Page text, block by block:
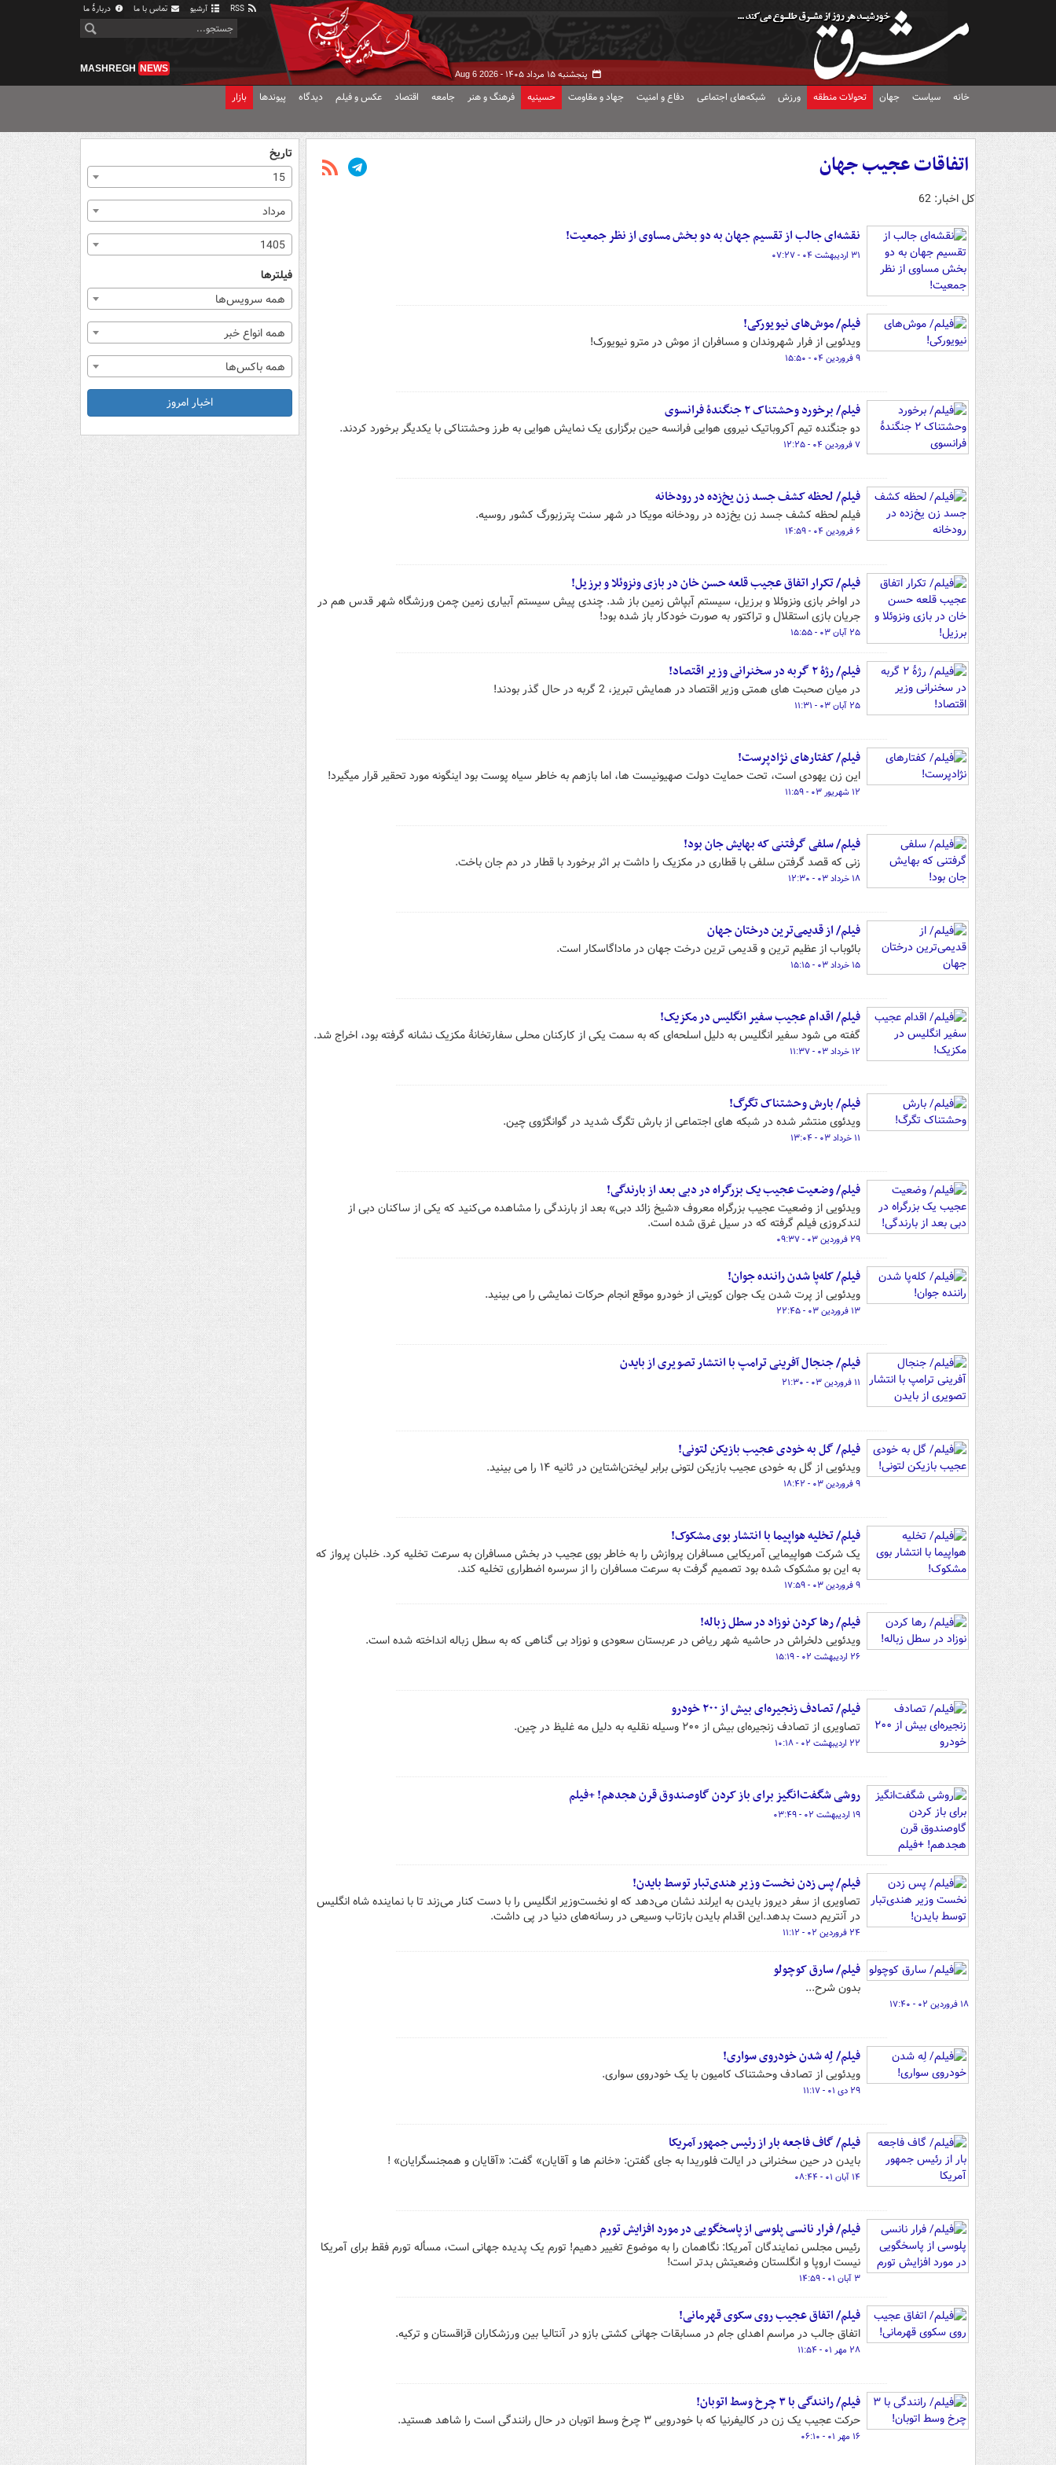
آرشیو تماس با ما دربارهٔ ما
پنجشنبه ۱۵ مرداد ۱۴۰۵ - Aug 6 2026
MASHREGH NEWS
خانه سیاست جهان تحولات منطقه ورزش شبکه‌های اجتماعی دفاع و امنیت جهاد و مقاومت حسینیه فرهنگ و هنر جامعه اقتصاد عکس و فیلم دیدگاه پیوندها بازار
اتفاقات عجیب جهان
کل اخبار: 62
نقشه‌ای جالب از تقسیم جهان به دو بخش مساوی از نظر جمعیت!
۳۱ اردیبهشت ۰۴ - ۰۷:۲۷
فیلم/ موش‌های نیویورکی!
ویدئویی از فرار شهروندان و مسافران از موش‌ در مترو نیویورک!
۹ فروردین ۰۴ - ۱۵:۵۰
فیلم/ برخورد وحشتناک ۲ جنگندۀ فرانسوی
دو جنگنده تیم آکروباتیک نیروی هوایی فرانسه حین برگزاری یک نمایش هوایی به طرز وحشتناکی با یکدیگر برخورد کردند.
۷ فروردین ۰۴ - ۱۲:۲۵
فیلم/ لحظه کشف جسد زن یخ‌زده در رودخانه
فیلم لحظه کشف جسد زن یخ‌زده در رودخانه مویکا در شهر سنت پترزبورگ کشور روسیه.
۶ فروردین ۰۴ - ۱۴:۵۹
فیلم/ تکرار اتفاق عجیب قلعه حسن خان در بازی ونزوئلا و برزیل!
در اواخر بازی ونزوئلا و برزیل، سیستم آبپاش زمین باز شد. چندی پیش سیستم آبیاری زمین چمن ورزشگاه شهر قدس هم در
جریان بازی استقلال و تراکتور به صورت خودکار باز شده بود!
۲۵ آبان ۰۳ - ۱۵:۵۵
فیلم/ رژۀ ۲ گربه در سخنرانی وزیر اقتصاد!
در میان صحبت های همتی وزیر اقتصاد در همایش تبریز، 2 گربه در حال گذر بودند!
۲۵ آبان ۰۳ - ۱۱:۳۱
فیلم/ کفتارهای نژادپرست!
این زن یهودی است، تحت حمایت دولت صهیونیست ها، اما بازهم به خاطر سیاه ‌پوست بود اینگونه مورد تحقیر قرار میگیرد!
۱۲ شهریور ۰۳ - ۱۱:۵۹
فیلم/ سلفی گرفتنی که بهایش جان بود!
زنی که قصد گرفتن سلفی با قطاری در مکزیک را داشت بر اثر برخورد با قطار در دم جان باخت.
۱۸ خرداد ۰۳ - ۱۲:۳۰
فیلم/ از قدیمی‌ترین درختان جهان
بائوباب از عظیم ترین و قدیمی ترین درخت جهان در ماداگاسکار است.
۱۵ خرداد ۰۳ - ۱۵:۱۵
فیلم/ اقدام عجیب سفیر انگلیس در مکزیک!
گفته می شود سفیر انگلیس به دلیل اسلحه‌ای که به سمت یکی از کارکنان محلی سفارت‎خانۀ مکزیک نشانه گرفته بود، اخراج شد.
۱۲ خرداد ۰۳ - ۱۱:۳۷
فیلم/ بارش وحشتناک تگرگ!
ویدئوی منتشر شده در شبکه های اجتماعی از بارش تگرگ شدید در گوانگژوی چین.
۱۱ خرداد ۰۳ - ۱۳:۰۴
فیلم/ وضعیت عجیب یک بزرگراه در دبی بعد از بارندگی!
ویدئویی از وضعیت عجیب بزرگراه معروف «شیخ زائد دبی» بعد از بارندگی را مشاهده می‌کنید که یکی از ساکنان دبی از
لندکروزی فیلم گرفته که در سیل غرق شده است.
۲۹ فروردین ۰۳ - ۰۹:۳۷
فیلم/ کله‌پا شدن راننده جوان!
ویدئویی از پرت شدن یک جوان کویتی از خودرو موقع انجام حرکات نمایشی را می بینید.
۱۳ فروردین ۰۳ - ۲۲:۴۵
فیلم/ جنجال آفرینی ترامپ با انتشار تصویری از بایدن
۱۱ فروردین ۰۳ - ۲۱:۳۰
فیلم/ گل به خودی عجیب بازیکن لتونی!
ویدئویی از گل به خودی عجیب بازیکن لتونی برابر لیختن‌اشتاین در ثانیه ۱۴ را می بینید.
۹ فروردین ۰۳ - ۱۸:۴۲
فیلم/ تخلیه هواپیما با انتشار بوی مشکوک!
یک شرکت هواپیمایی آمریکایی مسافران پروازش را به خاطر بوی عجیب در بخش مسافران به سرعت تخلیه کرد. خلبان پرواز که
به این بو مشکوک شده بود تصمیم گرفت به سرعت مسافران را از سرسره اضطراری تخلیه کند.
۹ فروردین ۰۳ - ۱۷:۵۹
فیلم/ رها کردن نوزاد در سطل زباله!
ویدئویی دلخراش در حاشیه شهر ریاض در عربستان سعودی و نوزاد بی گناهی که به سطل زباله انداخته شده است.
۲۶ اردیبهشت ۰۲ - ۱۵:۱۹
فیلم/ تصادف زنجیره‌ای بیش از ۲۰۰ خودرو
تصاویری از تصادف زنجیره‌ای بیش از ۲۰۰ وسیله نقلیه به دلیل مه غلیظ در چین.
۲۲ اردیبهشت ۰۲ - ۱۰:۱۸
روشی شگفت‌انگیز برای باز کردن گاوصندوق قرن هجدهم! +فیلم
۱۹ اردیبهشت ۰۲ - ۰۳:۴۹
فیلم/ پس زدن نخست وزیر هندی‌تبار توسط بایدن!
تصاویری از سفر دیروز بایدن به ایرلند نشان می‌دهد که او نخست‌وزیر انگلیس را با دست کنار می‌زند تا با نماینده شاه انگلیس
در آنتریم دست بدهد.این اقدام بایدن بازتاب وسیعی در رسانه‌های دنیا در پی داشت.
۲۴ فروردین ۰۲ - ۱۱:۱۲
فیلم/ سارق کوچولو
بدون شرح...
۱۸ فروردین ۰۲ - ۱۷:۴۰
فیلم/ لِه شدن خودروی سواری!
ویدئویی از تصادف وحشتناک کامیون با یک خودروی سواری.
۲۹ دی ۰۱ - ۱۱:۱۷
فیلم/ گاف فاجعه بار از رئیس جمهور آمریکا
بایدن در حین سخنرانی در ایالت فلوریدا به جای گفتن: «خانم ها و آقایان» گفت: «آقایان و همجنسگرایان» !
۱۴ آبان ۰۱ - ۰۸:۴۴
فیلم/ فرار نانسی پلوسی از پاسخگویی در مورد افزایش تورم
رئیس مجلس نمایندگان آمریکا: نگاهمان را به موضوع تغییر دهیم! تورم یک پدیده جهانی است، مسأله تورم فقط برای آمریکا
نیست اروپا و انگلستان وضعیتش بدتر است!
۳ آبان ۰۱ - ۱۴:۵۹
فیلم/ اتفاق عجیب روی سکوی قهرمانی!
اتفاق جالب در مراسم اهدای جام در مسابقات جهانی کشتی بازو در آنتالیا بین ورزشکاران قزاقستان و ترکیه.
۲۸ مهر ۰۱ - ۱۱:۵۴
فیلم/ رانندگی با ۳ چرخ وسط اتوبان!
حرکت عجیب یک زن در کالیفرنیا که با خودرویی ۳ چرخ وسط اتوبان در حال رانندگی است را شاهد هستید.
۱۶ مهر ۰۱ - ۰۶:۱۰
تاریخ
15
مرداد
1405
فیلترها
همه سرویس‌ها
همه انواع خبر
همه باکس‌ها
اخبار امروز